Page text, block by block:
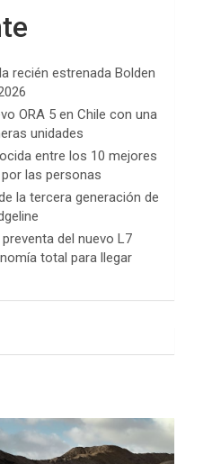
recién estrenada Bolden
ORA 5 en Chile con una
unidades
entre los 10 mejores
las personas
la tercera generación de
del nuevo L7
total para llegar